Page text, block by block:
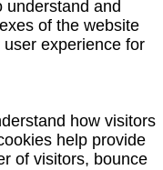
understand and
of the website
experience for
how visitors
help provide
of visitors, bounce